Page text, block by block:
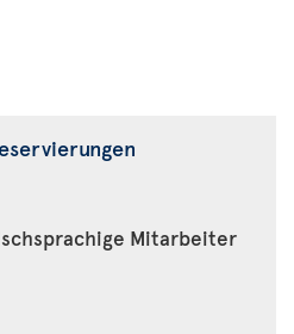
Mitarbeiter